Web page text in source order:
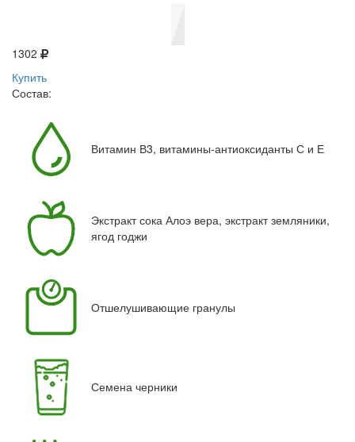
1302
Купить
Состав:
Витамин В3, витамины-антиоксиданты С и Е
Экстракт сока Алоэ вера, экстракт земляники,
ягод годжи
Отшелушивающие гранулы
Семена черники